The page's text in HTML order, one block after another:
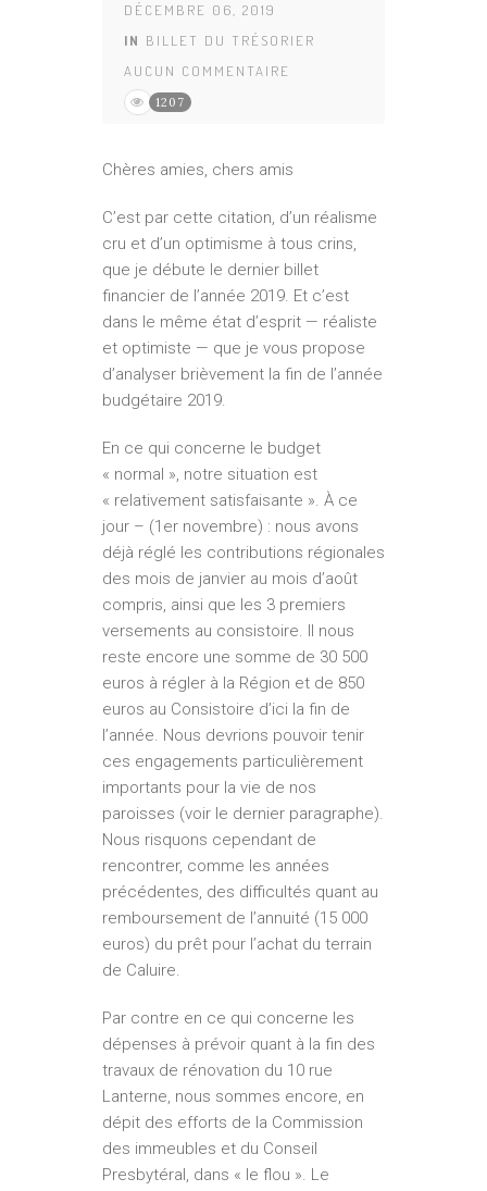
DÉCEMBRE 06, 2019
IN BILLET DU TRÉSORIER
AUCUN COMMENTAIRE
1207
Chères amies, chers amis
C’est par cette citation, d’un réalisme
cru et d’un optimisme à tous crins,
que je débute le dernier billet
financier de l’année 2019. Et c’est
dans le même état d’esprit — réaliste
et optimiste — que je vous propose
d’analyser brièvement la fin de l’année
budgétaire 2019.
En ce qui concerne le budget
« normal », notre situation est
« relativement satisfaisante ». À ce
jour – (1er novembre) : nous avons
déjà réglé les contributions régionales
des mois de janvier au mois d’août
compris, ainsi que les 3 premiers
versements au consistoire. Il nous
reste encore une somme de 30 500
euros à régler à la Région et de 850
euros au Consistoire d’ici la fin de
l’année. Nous devrions pouvoir tenir
ces engagements particulièrement
importants pour la vie de nos
paroisses (voir le dernier paragraphe).
Nous risquons cependant de
rencontrer, comme les années
précédentes, des difficultés quant au
remboursement de l’annuité (15 000
euros) du prêt pour l’achat du terrain
de Caluire.
Par contre en ce qui concerne les
dépenses à prévoir quant à la fin des
travaux de rénovation du 10 rue
Lanterne, nous sommes encore, en
dépit des efforts de la Commission
des immeubles et du Conseil
Presbytéral, dans « le flou ». Le